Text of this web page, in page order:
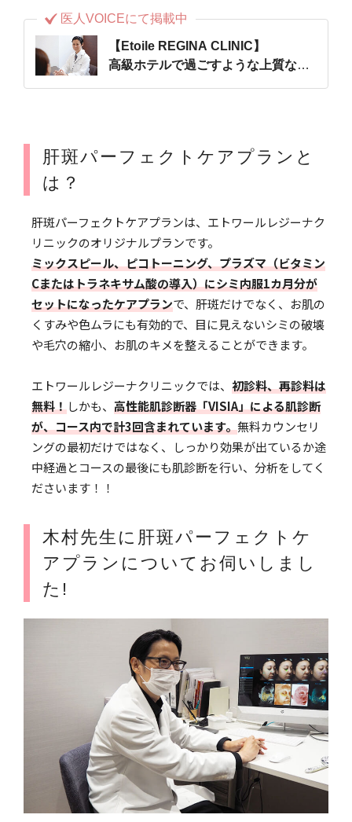
医人VOICEにて掲載中
【Etoile REGINA CLINIC】
高級ホテルで過ごすような上質な空
肝斑パーフェクトケアプランと
は？
肝斑パーフェクトケアプランは、エトワールレジーナク
リニックのオリジナルプランです。
ミックスピール、ピコトーニング、プラズマ（ビタミン
Cまたはトラネキサム酸の導入）にシミ内服1カ月分が
セットになったケアプランで、肝斑だけでなく、お肌の
くすみや色ムラにも有効的で、目に見えないシミの破壊
や毛穴の縮小、お肌のキメを整えることができます。
エトワールレジーナクリニックでは、 初診料、再診料は
無料！しかも、 高性能肌診断器「VISIA」による肌診断
が、コース内で計3回含まれています。無料カウンセリ
ングの最初だけではなく、しっかり効果が出ているか途
中経過とコースの最後にも肌診断を行い、分析をしてく
ださいます！！
木村先生に肝斑パーフェクトケ
アプランについてお伺いしまし
た!